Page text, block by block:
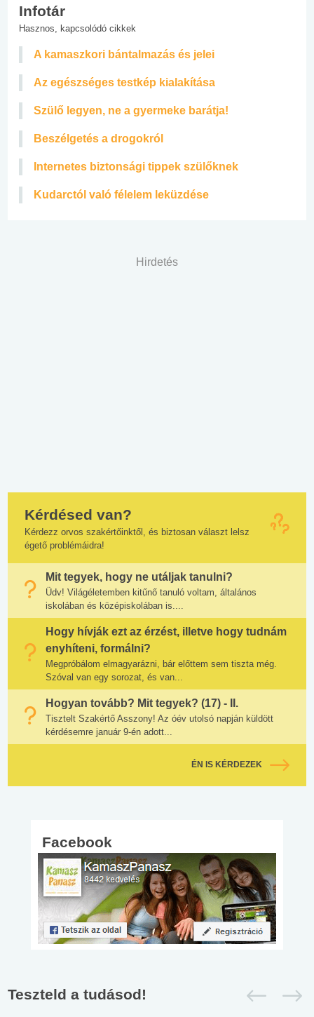
Infotár
Hasznos, kapcsolódó cikkek
A kamaszkori bántalmazás és jelei
Az egészséges testkép kialakítása
Szülő legyen, ne a gyermeke barátja!
Beszélgetés a drogokról
Internetes biztonsági tippek szülőknek
Kudarctól való félelem leküzdése
Hirdetés
Kérdésed van?
Kérdezz orvos szakértőinktől, és biztosan választ lelsz
égető problémáidra!
Mit tegyek, hogy ne utáljak tanulni?
Üdv! Világéletemben kitűnő tanuló voltam, általános
iskolában és középiskolában is....
Hogy hívják ezt az érzést, illetve hogy tudnám
enyhíteni, formálni?
Megpróbálom elmagyarázni, bár előttem sem tiszta még.
Szóval van egy sorozat, és van...
Hogyan tovább? Mit tegyek? (17) - II.
Tisztelt Szakértő Asszony! Az óév utolsó napján küldött
kérdésemre január 9-én adott...
ÉN IS KÉRDEZEK
Facebook
Teszteld a tudásod!